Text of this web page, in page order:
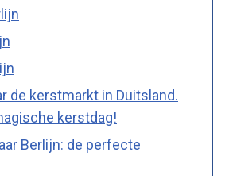
de kerstmarkt in Duitsland.
kerstdag!
Berlijn: de perfecte